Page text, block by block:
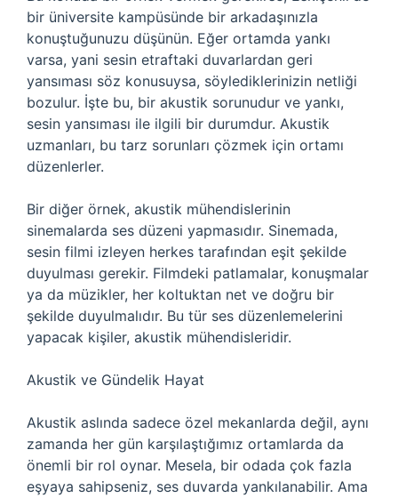
bir üniversite kampüsünde bir arkadaşınızla
konuştuğunuzu düşünün. Eğer ortamda yankı
varsa, yani sesin etraftaki duvarlardan geri
yansıması söz konusuysa, söylediklerinizin netliği
bozulur. İşte bu, bir akustik sorunudur ve yankı,
sesin yansıması ile ilgili bir durumdur. Akustik
uzmanları, bu tarz sorunları çözmek için ortamı
düzenlerler.
Bir diğer örnek, akustik mühendislerinin
sinemalarda ses düzeni yapmasıdır. Sinemada,
sesin filmi izleyen herkes tarafından eşit şekilde
duyulması gerekir. Filmdeki patlamalar, konuşmalar
ya da müzikler, her koltuktan net ve doğru bir
şekilde duyulmalıdır. Bu tür ses düzenlemelerini
yapacak kişiler, akustik mühendisleridir.
Akustik ve Gündelik Hayat
Akustik aslında sadece özel mekanlarda değil, aynı
zamanda her gün karşılaştığımız ortamlarda da
önemli bir rol oynar. Mesela, bir odada çok fazla
eşyaya sahipseniz, ses duvarda yankılanabilir. Ama